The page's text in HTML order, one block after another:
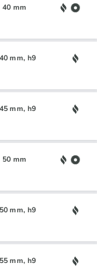
mm
mm, h9
mm, h9
mm
mm, h9
mm, h9